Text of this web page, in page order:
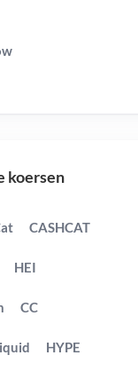
koersen
CASHCAT
HEI
CC
HYPE